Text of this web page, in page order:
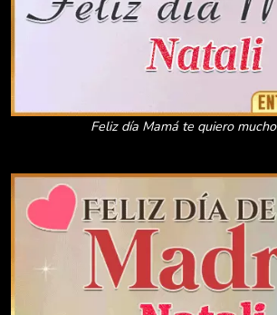
Feliz día Mamá te quiero